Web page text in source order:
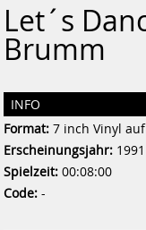
Let´s
Brumm
INFO
Format: 7 inch Vinyl
Erscheinungsjahr: 1991
Spielzeit: 00:08:00
Code: -